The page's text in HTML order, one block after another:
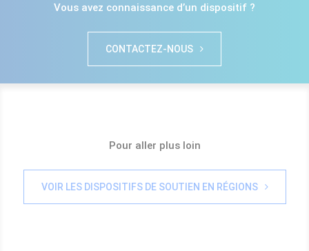
Vous avez connaissance d’un dispositif ?
CONTACTEZ-NOUS
Pour aller plus loin
VOIR LES DISPOSITIFS DE SOUTIEN EN RÉGIONS